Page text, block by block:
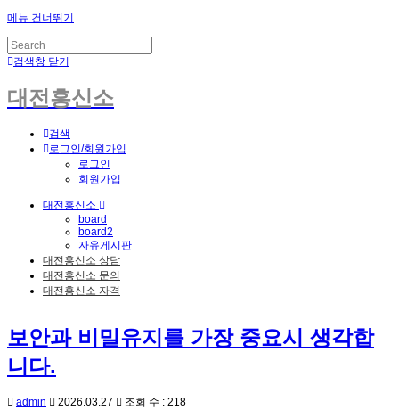
메뉴 건너뛰기
검색창 닫기
대전흥신소
검색
로그인/회원가입
로그인
회원가입
대전흥신소
board
board2
자유게시판
대전흥신소 상담
대전흥신소 문의
대전흥신소 자격
보안과 비밀유지를 가장 중요시 생각합
니다.
admin 2026.03.27 조회 수 : 218